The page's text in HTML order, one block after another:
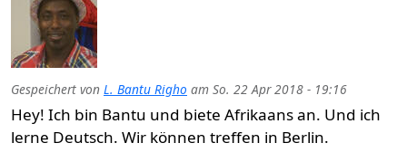
Gespeichert von L. Bantu Righo am So. 22 Apr 2018 - 19:16
Hey! Ich bin Bantu und biete Afrikaans an. Und ich
lerne Deutsch. Wir können treffen in Berlin.